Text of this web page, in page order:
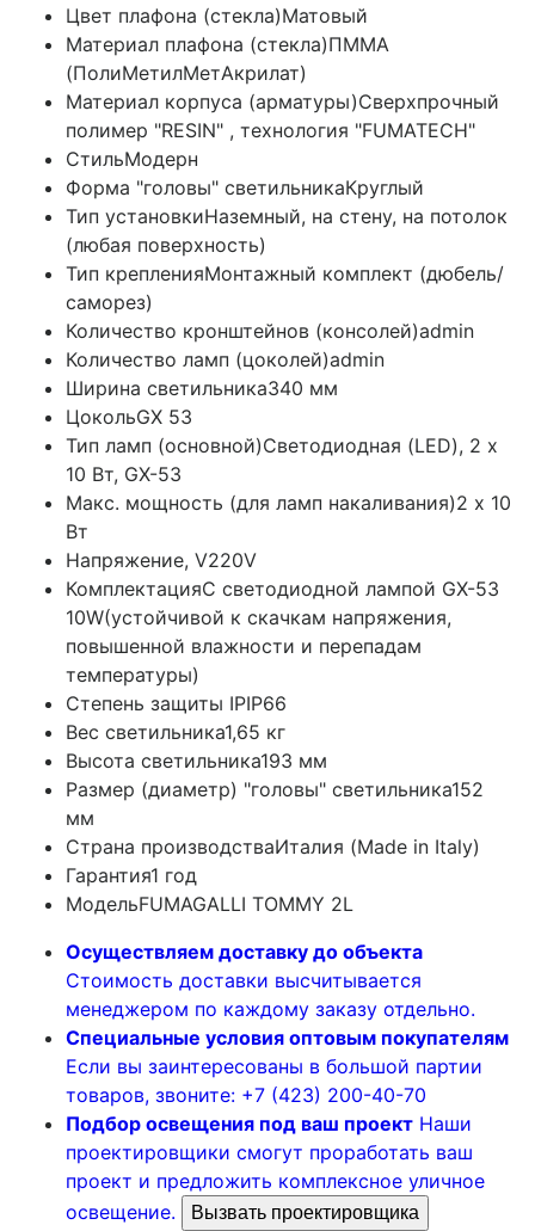
Цвет плафона (стекла)Матовый
Материал плафона (стекла)ПММА
(ПолиМетилМетАкрилат)
Материал корпуса (арматуры)Сверхпрочный
полимер "RESIN" , технология "FUMATECH"
СтильМодерн
Форма "головы" светильникаКруглый
Тип установкиНаземный, на стену, на потолок
(любая поверхность)
Тип крепленияМонтажный комплект (дюбель/
саморез)
Количество кронштейнов (консолей)admin
Количество ламп (цоколей)admin
Ширина светильника340 мм
ЦокольGX 53
Тип ламп (основной)Светодиодная (LED), 2 х
10 Вт, GX-53
Макс. мощность (для ламп накаливания)2 х 10
Вт
Напряжение, V220V
КомплектацияC светодиодной лампой GX-53
10W(устойчивой к скачкам напряжения,
повышенной влажности и перепадам
температуры)
Степень защиты IPIP66
Вес светильника1,65 кг
Высота светильника193 мм
Размер (диаметр) "головы" светильника152
мм
Страна производстваИталия (Made in Italy)
Гарантия1 год
МодельFUMAGALLI TOMMY 2L
Осуществляем доставку до объекта
Стоимость доставки высчитывается
менеджером по каждому заказу отдельно.
Специальные условия оптовым покупателям
Если вы заинтересованы в большой партии
товаров, звоните: +7 (423) 200-40-70
Подбор освещения под ваш проект Наши
проектировщики смогут проработать ваш
проект и предложить комплексное уличное
освещение.
Вызвать проектировщика